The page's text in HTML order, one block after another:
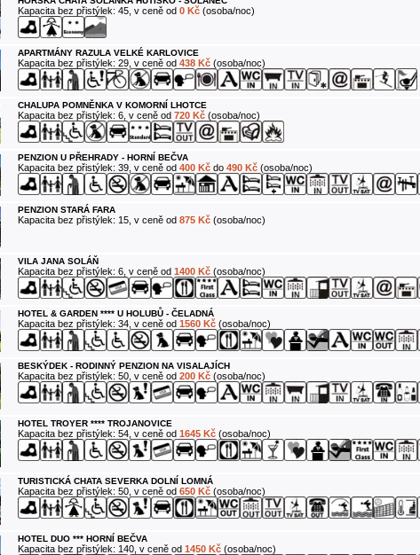
Kapacita bez přistýlek: 45, v ceně od 0 Kč(osoba/noc)
APARTMÁNY RAZULA VELKÉ KARLOVICE
Kapacita bez přistýlek: 29, v ceně od 438 Kč(osoba/noc)
CHALUPA POMNĚNKA V KOMORNÍ LHOTCE
Kapacita bez přistýlek: 6, v ceně od 720 Kč(osoba/noc)
PENZION U PŘEHRADY - HORNÍ BEČVA
Kapacita bez přistýlek: 39, v ceně od 400 Kčdo 490 Kč(osoba/noc)
PENZION STARÁ FARA
Kapacita bez přistýlek: 15, v ceně od 875 Kč(osoba/noc)
VILA JANA SOLÁŇ
Kapacita bez přistýlek: 6, v ceně od 1400 Kč(osoba/noc)
HOTEL & GARDEN **** U HOLUBŮ - ČELADNÁ
Kapacita bez přistýlek: 34, v ceně od 1560 Kč(osoba/noc)
BESKÝDEK - RODINNÝ PENZION NA VISALAJÍCH
Kapacita bez přistýlek: 50, v ceně od 200 Kč(osoba/noc)
HOTEL TROYER **** TROJANOVICE
Kapacita bez přistýlek: 54, v ceně od 1645 Kč(osoba/noc)
TURISTICKÁ CHATA SEVERKA DOLNÍ LOMNÁ
Kapacita bez přistýlek: 50, v ceně od 650 Kč(osoba/noc)
HOTEL DUO *** HORNÍ BEČVA
Kapacita bez přistýlek: 140, v ceně od 1450 Kč(osoba/noc)